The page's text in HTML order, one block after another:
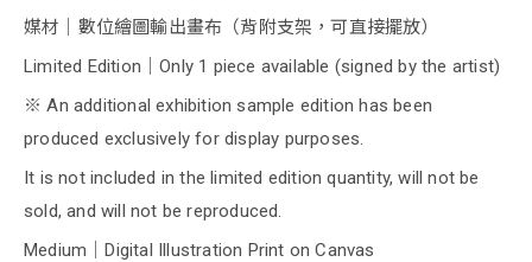
媒材｜數位繪圖輸出畫布（背附支架，可直接擺放）
Limited Edition｜Only 1 piece available (signed by the artist)
※ An additional exhibition sample edition has been
produced exclusively for display purposes.
It is not included in the limited edition quantity, will not be
sold, and will not be reproduced.
Medium｜Digital Illustration Print on Canvas